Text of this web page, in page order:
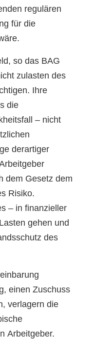
regulären
für die
so das BAG
zulasten des
Ihre
die
– nicht
derartiger
dem Gesetz dem
Risiko.
– in finanzieller
gehen und
des
einen Zuschuss
verlagern die
Arbeitgeber.